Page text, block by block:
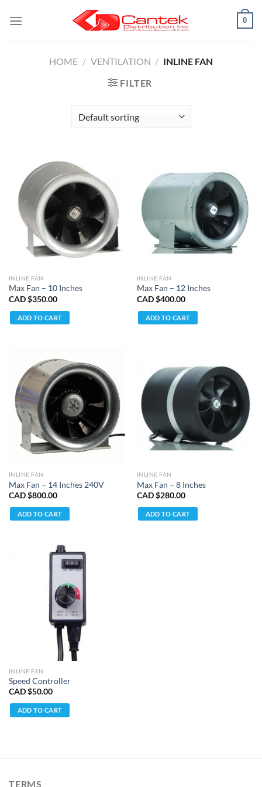
0
HOME / VENTILATION / INLINE FAN
FILTER
INLINE FAN
Max Fan – 10 Inches
CAD $350.00
ADD TO CART
INLINE FAN
Max Fan – 12 Inches
CAD $400.00
ADD TO CART
INLINE FAN
Max Fan – 14 Inches 240V
CAD $800.00
ADD TO CART
INLINE FAN
Max Fan – 8 Inches
CAD $280.00
ADD TO CART
INLINE FAN
Speed Controller
CAD $50.00
ADD TO CART
TERMS